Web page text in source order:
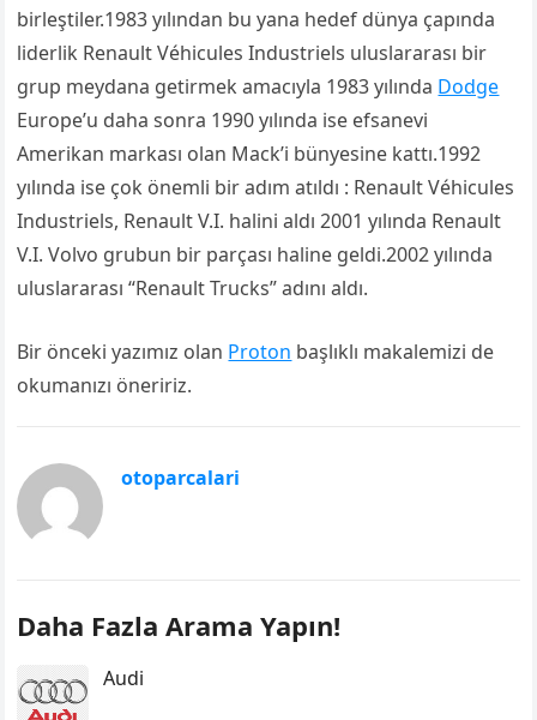
birleştiler.1983 yılından bu yana hedef dünya çapında
liderlik Renault Véhicules Industriels uluslararası bir
grup meydana getirmek amacıyla 1983 yılında Dodge
Europe’u daha sonra 1990 yılında ise efsanevi
Amerikan markası olan Mack’i bünyesine kattı.1992
yılında ise çok önemli bir adım atıldı : Renault Véhicules
Industriels, Renault V.I. halini aldı 2001 yılında Renault
V.I. Volvo grubun bir parçası haline geldi.2002 yılında
uluslararası “Renault Trucks” adını aldı.
Bir önceki yazımız olan Proton başlıklı makalemizi de
okumanızı öneririz.
otoparcalari
Daha Fazla Arama Yapın!
Audi